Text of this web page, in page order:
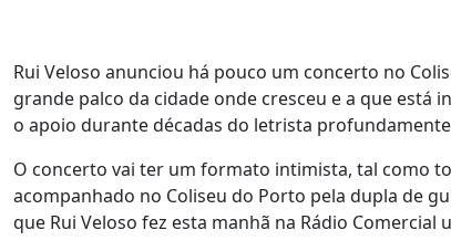
Rui Veloso anunciou há pouco um concerto no
grande palco da cidade onde cresceu e a que
o apoio durante décadas do letrista
O concerto vai ter um formato intimista, tal como
acompanhado no Coliseu do Porto pela dupla de
que Rui Veloso fez esta manhã na Rádio Comercial